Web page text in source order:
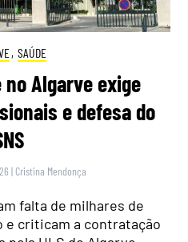
, SAÚDE
no Algarve exige
e defesa do
| Cristina Mendonça
falta de milhares de
e criticam a contratação